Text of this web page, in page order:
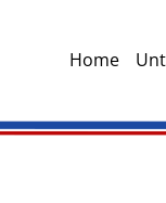
Home